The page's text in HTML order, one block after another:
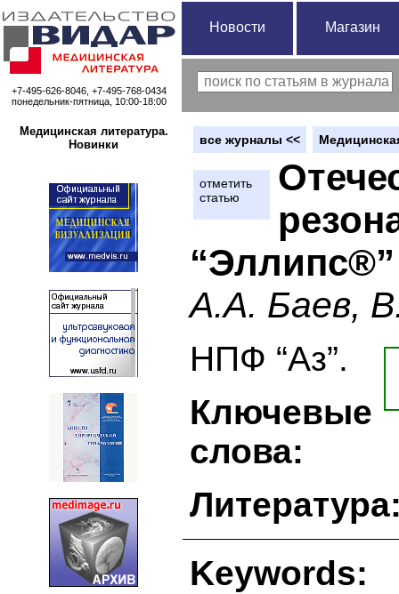
+7-495-626-8046, +7-495-768-0434
понедельник-пятница, 10:00-18:00
Новости Магазин
Медицинская литература.
Новинки
вce журналы <<
отметить
статью
“Эллипс®”
А.А. Баев,
НПФ “Аз”.
Ключевые
слова:
Keywords: